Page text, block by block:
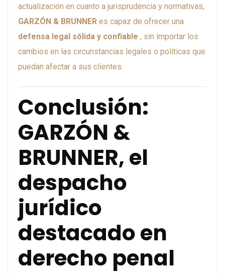
actualización en cuanto a jurisprudencia y normativas,
GARZÓN & BRUNNER es capaz de ofrecer una
defensa legal sólida y confiable , sin importar los
cambios en las circunstancias legales o políticas que
puedan afectar a sus clientes.
Conclusión:
GARZÓN &
BRUNNER, el
despacho
jurídico
destacado en
derecho penal